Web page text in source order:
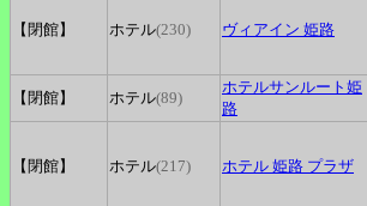
【閉館】 ホテル(230) ヴィアイン 姫路
【閉館】 ホテル(89)
ホテルサンルート姫
路
【閉館】 ホテル(217) ホテル 姫路 プラザ